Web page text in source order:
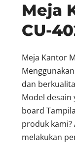
Meja
CU-
Meja Kantor
dan
Model desain
board
produk
melakukan